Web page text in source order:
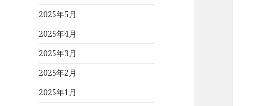
2025年5月
2025年4月
2025年3月
2025年2月
2025年1月